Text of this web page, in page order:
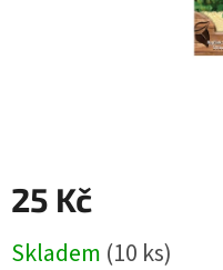
25 Kč
cena:
Skladem (10 ks)